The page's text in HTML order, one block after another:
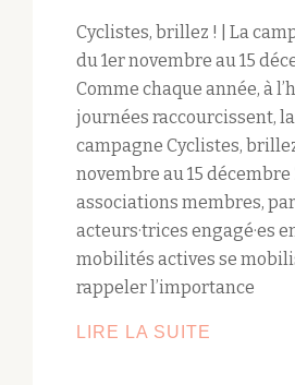
Cyclistes, brillez ! | La
du 1er novembre au 15
Comme chaque année, à
journées raccourcissent, la
campagne Cyclistes,
novembre au 15 décembre
associations membres,
acteurs·trices engagé·es
mobilités actives se
rappeler l’importance
LIRE LA SUITE